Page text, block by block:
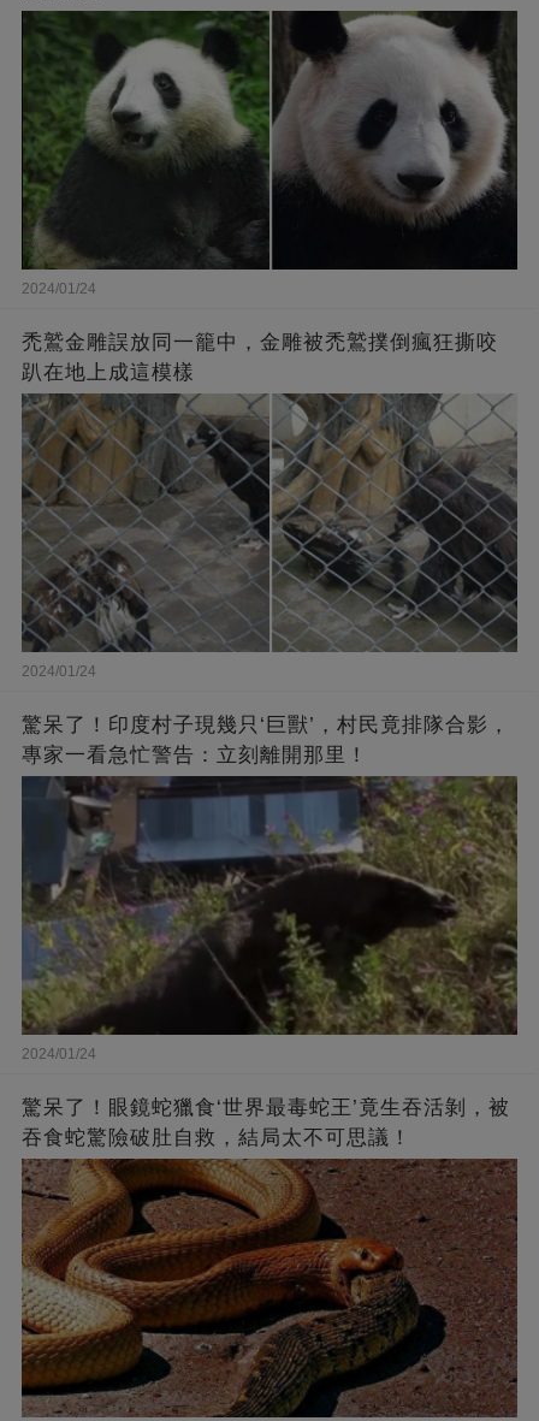
2024/01/24
禿鷲金雕誤放同一籠中，金雕被禿鷲撲倒瘋狂撕咬
趴在地上成這模樣
2024/01/24
驚呆了！印度村子現幾只‘巨獸’，村民竟排隊合影，
專家一看急忙警告：立刻離開那里！
2024/01/24
驚呆了！眼鏡蛇獵食‘世界最毒蛇王’竟生吞活剝，被
吞食蛇驚險破肚自救，結局太不可思議！